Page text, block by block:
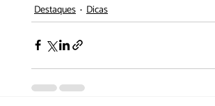
Destaques Dicas